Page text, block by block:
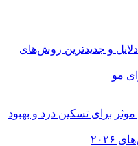
و جدیدترین روش‌های
مو
تاول پا؛ ۱۰ روش موثر برای تسکین درد و بهبود